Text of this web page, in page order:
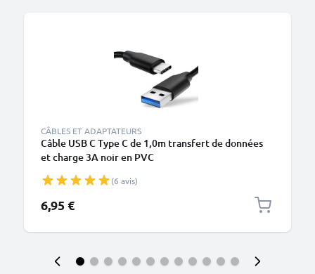
CÂBLES ET ADAPTATEURS
Câble USB C Type C de 1,0m transfert de données
et charge 3A noir en PVC
(6 avis)
6,95 €